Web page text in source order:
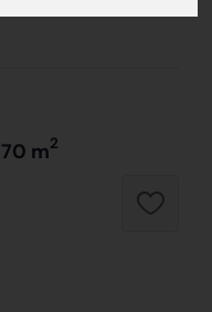
70 m2